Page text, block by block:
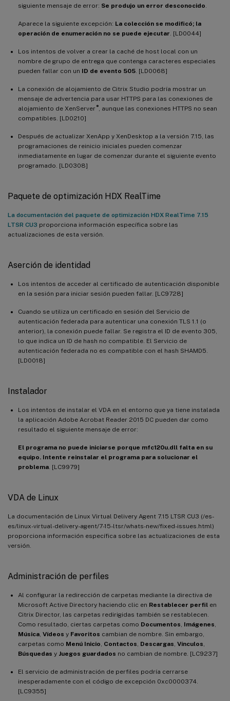
siguiente mensaje de error: Se produjo un error desconocido
Aparece la siguiente excepción: La colección se modificó; la
operación de enumeración no se puede ejecutar . [LD0044]
Los intentos de volver a crear la caché de host local con un
nombre de grupo de entrega que contenga caracteres especiales
pueden fallar con un ID de evento 505 . [LD0068]
La conexión de alojamiento de Citrix Studio podría mostrar un
mensaje de advertencia para usar HTTPS para las conexiones de
alojamiento de XenServer ®, aunque las conexiones HTTPS no sean
compatibles. [LD0210]
Después de actualizar XenApp y XenDesktop a la versión 7.15, las
programaciones de reinicio iniciales pueden comenzar
inmediatamente en lugar de comenzar durante el siguiente evento
programado. [LD0308]
Paquete de optimización HDX RealTime
La documentación del paquete de optimización HDX RealTime 7.15
LTSR CU3 proporciona información específica sobre las
actualizaciones de esta versión.
Aserción de identidad
Los intentos de acceder al certificado de autenticación disponible
en la sesión para iniciar sesión pueden fallar. [LC9728]
Cuando se utiliza un certificado en sesión del Servicio de
autenticación federada para autenticar una conexión TLS 1.1 (o
anterior), la conexión puede fallar. Se registra el ID de evento 305,
lo que indica un ID de hash no compatible. El Servicio de
autenticación federada no es compatible con el hash SHAMD5.
[LD0018]
Instalador
Los intentos de instalar el VDA en el entorno que ya tiene instalada
la aplicación Adobe Acrobat Reader 2015 DC pueden dar como
resultado el siguiente mensaje de error:
El programa no puede iniciarse porque mfc120u.dll falta en su
equipo. Intente reinstalar el programa para solucionar el
problema . [LC9979]
VDA de Linux
La documentación de Linux Virtual Delivery Agent 7.15 LTSR CU3 (/es-
es/linux-virtual-delivery-agent/7-15-ltsr/whats-new/fixed-issues.html)
proporciona información específica sobre las actualizaciones de esta
versión.
Administración de perfiles
Al configurar la redirección de carpetas mediante la directiva de
Microsoft Active Directory haciendo clic en Restablecer perfil en
Citrix Director, las carpetas redirigidas también se restablecen.
Como resultado, ciertas carpetas como Documentos Imágenes
Música Vídeos y Favoritos cambian de nombre. Sin embargo,
carpetas como Menú Inicio Contactos Descargas Vínculos
Búsquedas y Juegos guardados no cambian de nombre. [LC9237]
El servicio de administración de perfiles podría cerrarse
inesperadamente con el código de excepción 0xc0000374.
[LC9355]